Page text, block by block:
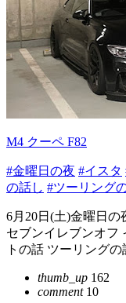
M4 クーペ F82
#金曜日の夜 #イスタ
の話し #ツーリング
6月20日(土)金曜日
セブンイレブンオフ
トの話 ツーリング
thumb_up 162
comment10